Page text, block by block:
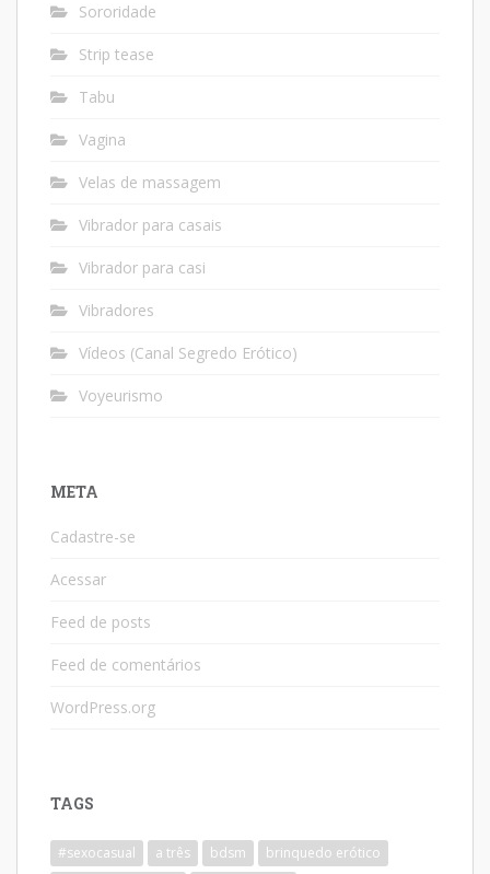
Sororidade
Strip tease
Tabu
Vagina
Velas de massagem
Vibrador para casais
Vibrador para casi
Vibradores
Vídeos (Canal Segredo Erótico)
Voyeurismo
META
Cadastre-se
Acessar
Feed de posts
Feed de comentários
WordPress.org
TAGS
#sexocasual a três bdsm
brinquedo erótico